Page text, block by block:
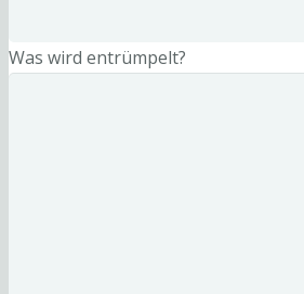
Was wird entrümpelt?